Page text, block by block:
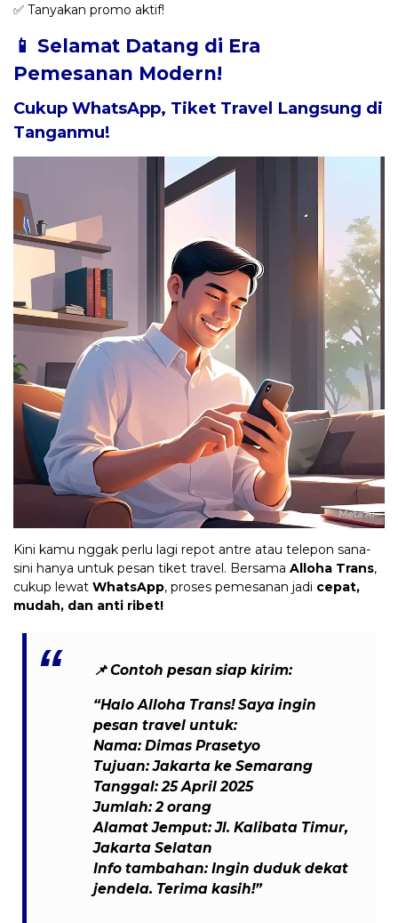
✅ Tanyakan promo aktif!
📱 Selamat Datang di Era
Pemesanan Modern!
Cukup WhatsApp, Tiket Travel Langsung di
Tanganmu!
Kini kamu nggak perlu lagi repot antre atau telepon sana-
sini hanya untuk pesan tiket travel. Bersama Alloha Trans,
cukup lewat WhatsApp, proses pemesanan jadi cepat,
mudah, dan anti ribet!
📌Contoh pesan siap kirim:
“Halo Alloha Trans! Saya ingin
pesan travel untuk:
Nama: Dimas Prasetyo
Tujuan: Jakarta ke Semarang
Tanggal: 25 April 2025
Jumlah: 2 orang
Alamat Jemput: Jl. Kalibata Timur,
Jakarta Selatan
Info tambahan: Ingin duduk dekat
jendela. Terima kasih!”